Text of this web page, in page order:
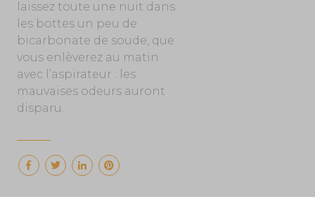
laissez toute une nuit dans
les bottes un peu de
bicarbonate de soude, que
vous enlèverez au matin
avec l’aspirateur : les
mauvaises odeurs auront
disparu.